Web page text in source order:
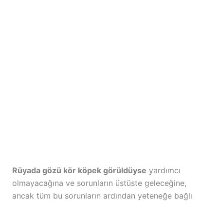
Rüyada gözü kör köpek görüldüyse yardımcı
olmayacağına ve sorunların üstüste geleceğine,
ancak tüm bu sorunların ardından yeteneğe bağlı